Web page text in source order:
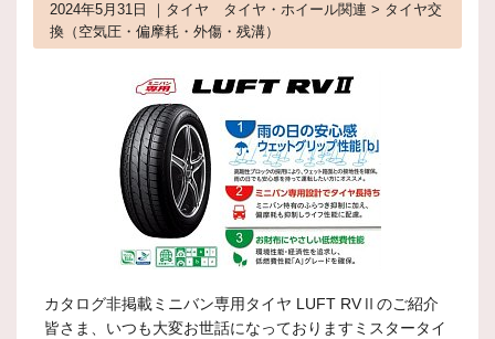
2024年5月31日 ｜タイヤ タイヤ・ホイール関連 > タイヤ交
換（空気圧・偏摩耗・外傷・残溝）
カタログ非掲載ミニバン専用タイヤ LUFT RVⅡのご紹介
皆さま、いつも大変お世話になっておりますミスタータイ